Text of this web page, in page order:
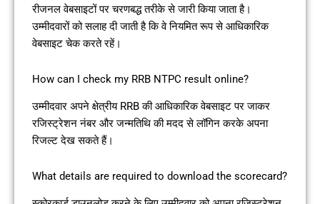
रीजनल वेबसाइटों पर चरणबद्ध तरीके से जारी किया जाता है।
उम्मीदवारों को सलाह दी जाती है कि वे नियमित रूप से आधिकारिक
वेबसाइट चेक करते रहें।
How can I check my RRB NTPC result online?
उम्मीदवार अपने क्षेत्रीय RRB की आधिकारिक वेबसाइट पर जाकर
रजिस्ट्रेशन नंबर और जन्मतिथि की मदद से लॉगिन करके अपना
रिजल्ट देख सकते हैं।
What details are required to download the scorecard?